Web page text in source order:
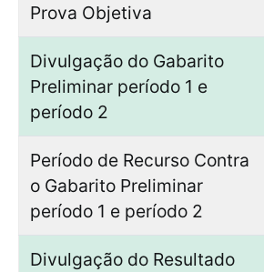
Prova Objetiva
Divulgação do Gabarito
Preliminar período 1 e
período 2
Período de Recurso Contra
o Gabarito Preliminar
período 1 e período 2
Divulgação do Resultado